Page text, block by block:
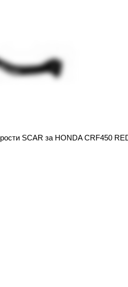
SCAR за HONDA CRF450